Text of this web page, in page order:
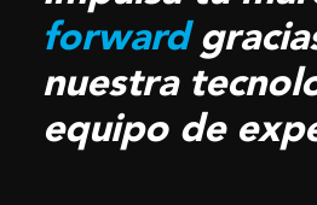
forward
nuestra
equipo de